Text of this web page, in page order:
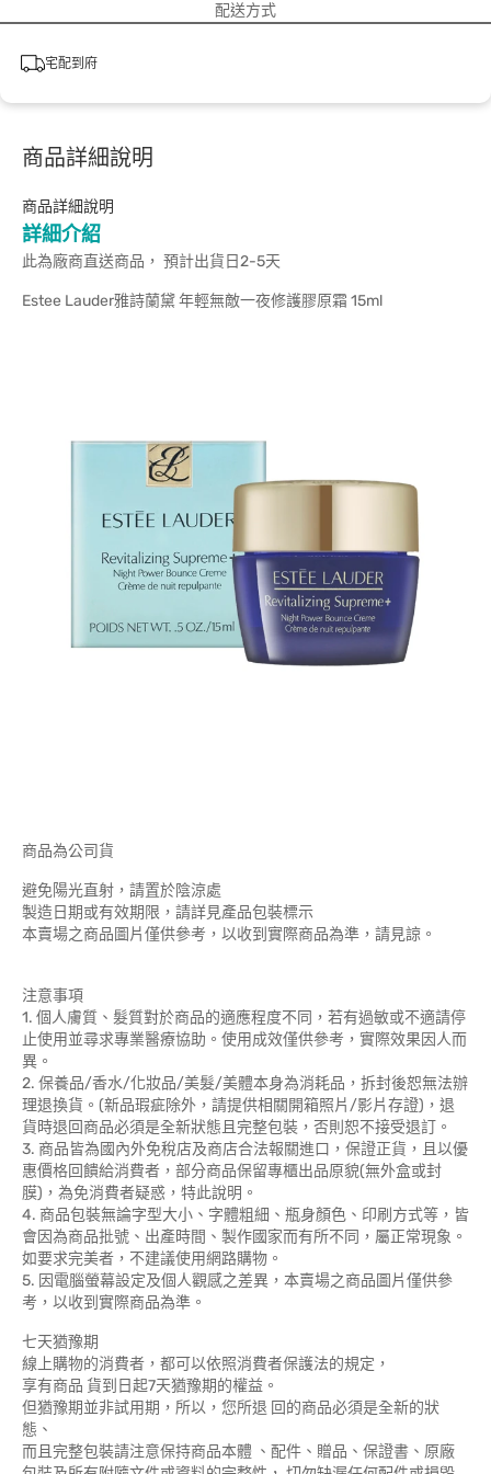
配送方式
宅配到府
商品詳細說明
商品詳細說明
詳細介紹
此為廠商直送商品， 預計出貨日2-5天
Estee Lauder雅詩蘭黛 年輕無敵一夜修護膠原霜 15ml
商品為公司貨
避免陽光直射，請置於陰涼處
製造日期或有效期限，請詳見產品包裝標示
本賣場之商品圖片僅供參考，以收到實際商品為準，請見諒。
注意事項
1. 個人膚質、髮質對於商品的適應程度不同，若有過敏或不適請停
止使用並尋求專業醫療協助。使用成效僅供參考，實際效果因人而
異。
2. 保養品/香水/化妝品/美髮/美體本身為消耗品，拆封後恕無法辦
理退換貨。(新品瑕疵除外，請提供相關開箱照片/影片存證)，退
貨時退回商品必須是全新狀態且完整包裝，否則恕不接受退訂。
3. 商品皆為國內外免稅店及商店合法報關進口，保證正貨，且以優
惠價格回饋給消費者，部分商品保留專櫃出品原貌(無外盒或封
膜)，為免消費者疑惑，特此說明。
4. 商品包裝無論字型大小、字體粗細、瓶身顏色、印刷方式等，皆
會因為商品批號、出產時間、製作國家而有所不同，屬正常現象。
如要求完美者，不建議使用網路購物。
5. 因電腦螢幕設定及個人觀感之差異，本賣場之商品圖片僅供參
考，以收到實際商品為準。
七天猶豫期
線上購物的消費者，都可以依照消費者保護法的規定，
享有商品 貨到日起7天猶豫期的權益。
但猶豫期並非試用期，所以，您所退 回的商品必須是全新的狀
態、
而且完整包裝請注意保持商品本體 、配件、贈品、保證書、原廠